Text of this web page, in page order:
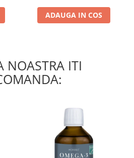
ADAUGA IN COS
NOASTRA ITI